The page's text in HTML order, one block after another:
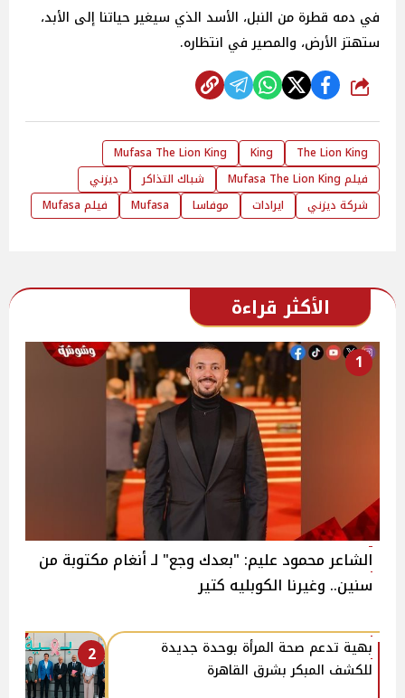
في دمه قطرة من النبل، الأسد الذي سيغير حياتنا إلى الأبد،
ستهتز الأرض، والمصير في انتظاره.
شارك
The Lion King
King
Mufasa The Lion King
فيلم Mufasa The Lion King
شباك التذاكر
ديزني
شركة ديزني
ايرادات موفاسا Mufasa فيلم Mufasa
الأكثر قراءة
1
الشاعر محمود عليم: "بعدك وجع" لـ أنغام مكتوبة من
سنين.. وغيرنا الكوبليه كتير
2
بهية تدعم صحة المرأة بوحدة جديدة
للكشف المبكر بشرق القاهرة